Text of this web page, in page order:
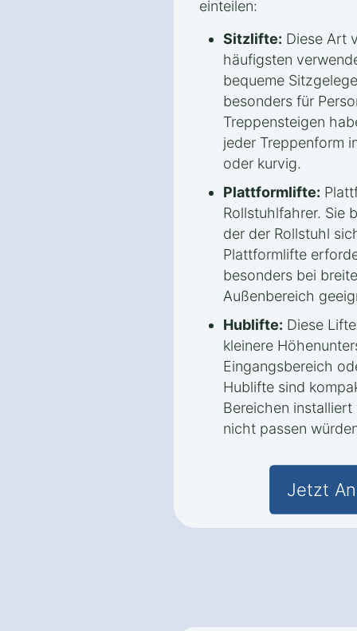
einteilen:
Sitzlifte: Diese Art
häufigsten
bequeme
besonders für
Treppensteigen
jeder Treppenform
oder kurvig.
Plattformlifte:
Rollstuhlfahrer. Sie
der der Rollstuhl
Plattformlifte
besonders bei
Außenbereich
Hublifte: Diese
kleinere
Eingangsbereich
Hublifte sind
Bereichen
nicht passen
Jetzt